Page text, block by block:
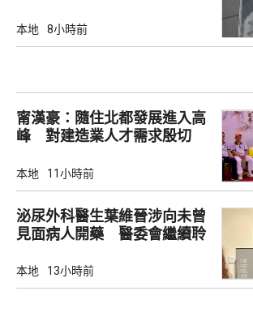
本地 8小時前
甯漢豪：隨住北都發展進入高
峰 對建造業人才需求殷切
本地 11小時前
泌尿外科醫生葉維晉涉向未曾
見面病人開藥 醫委會繼續聆
本地 13小時前